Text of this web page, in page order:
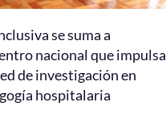
se suma a
nacional que impulsa
de investigación en
hospitalaria